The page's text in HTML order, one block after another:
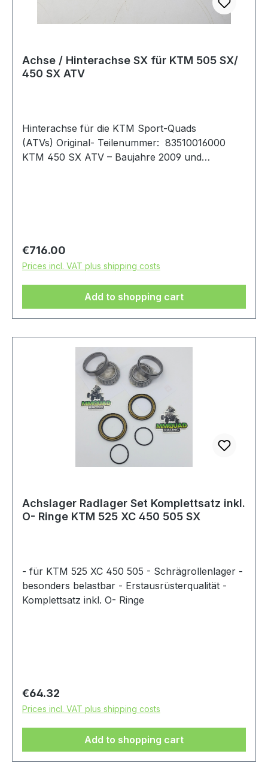
Achse / Hinterachse SX für KTM 505 SX/
450 SX ATV
Hinterachse für die KTM Sport-Quads
(ATVs) Original- Teilenummer: 83510016000
KTM 450 SX ATV – Baujahre 2009 und
Regular price:
€716.00
Prices incl. VAT plus shipping costs
Add to shopping cart
Achslager Radlager Set Komplettsatz inkl.
O- Ringe KTM 525 XC 450 505 SX
- für KTM 525 XC 450 505 - Schrägrollenlager -
besonders belastbar - Erstausrüsterqualität -
Komplettsatz inkl. O- Ringe
Regular price:
€64.32
Prices incl. VAT plus shipping costs
Add to shopping cart